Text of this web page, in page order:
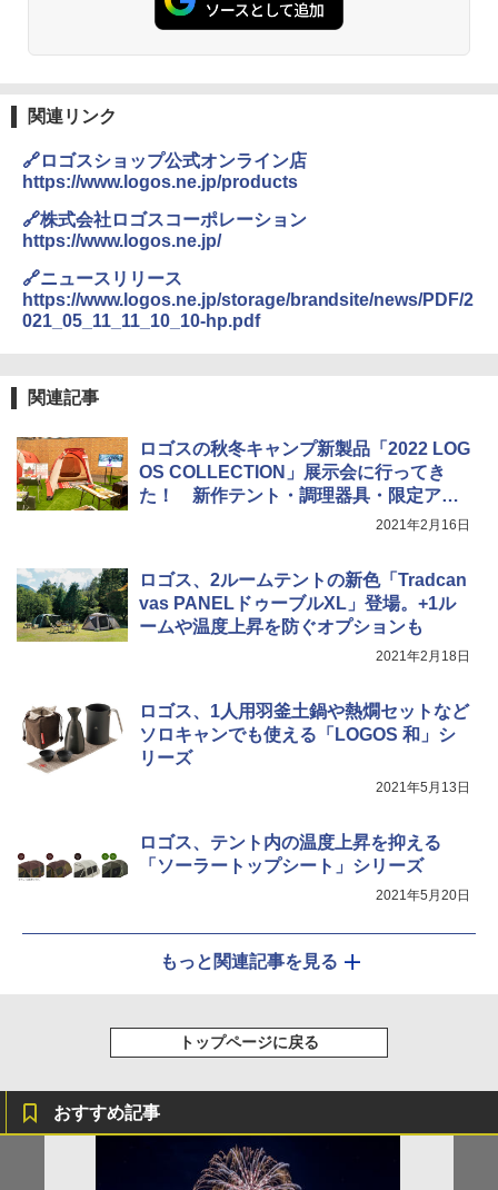
関連リンク
🔗ロゴスショップ公式オンライン店
https://www.logos.ne.jp/products
🔗株式会社ロゴスコーポレーション
https://www.logos.ne.jp/
🔗ニュースリリース
https://www.logos.ne.jp/storage/brandsite/news/PDF/2
021_05_11_11_10_10-hp.pdf
関連記事
ロゴスの秋冬キャンプ新製品「2022 LOG
OS COLLECTION」展示会に行ってき
た！ 新作テント・調理器具・限定アイ
2021年2月16日
ロゴス、2ルームテントの新色「Tradcan
vas PANELドゥーブルXL」登場。+1ル
ームや温度上昇を防ぐオプションも
2021年2月18日
ロゴス、1人用羽釜土鍋や熱燗セットなど
ソロキャンでも使える「LOGOS 和」シ
リーズ
2021年5月13日
ロゴス、テント内の温度上昇を抑える
「ソーラートップシート」シリーズ
2021年5月20日
もっと関連記事を見る
トップページに戻る
おすすめ記事